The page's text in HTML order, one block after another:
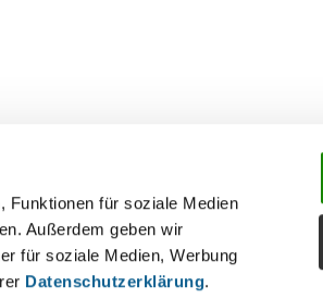
Funktionen für soziale Medien
Außerdem geben wir
für soziale Medien, Werbung
Datenschutzerklärung.